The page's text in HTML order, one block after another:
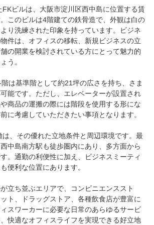
ビルは、大阪市淀川区西中島に位置する賃
このビルは4階建ての鉄骨造で、外観は白の
り洗練された印象を持っています。ビジネ
件は、オフィスの移転、新規ビジネスの立
の開業を検討されている方にとって魅力的
う。
は基準階として約21坪の広さを持ち、さま
能です。ただし、エレベーターが設置され
商品の運搬の際には階段を使用する形にな
に考慮していただきたい事項となります。
は、その優れた立地条件と周辺環境です。最
中島南方駅も徒歩圏内にあり、多方面から
。通勤の利便性に加え、ビジネスミーティ
便利な位置にあります。
立ち並ぶエリアで、コンビニエンススト
ト、ドラッグストア、各種飲食店が豊富に
スワーカーに必要な日常のあらゆるサービ
快適なオフィスライフを実現できる好立地